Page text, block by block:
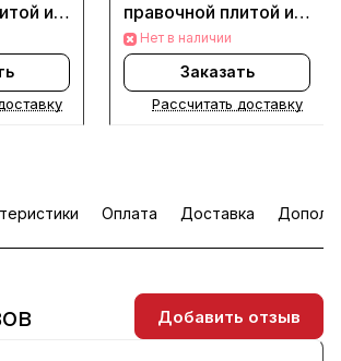
и
правочной плитой и
оправкой) (Черный)
Нет в наличии
Заказать
Рассчитать доставку
Оплата Доставка
Добавить отзыв